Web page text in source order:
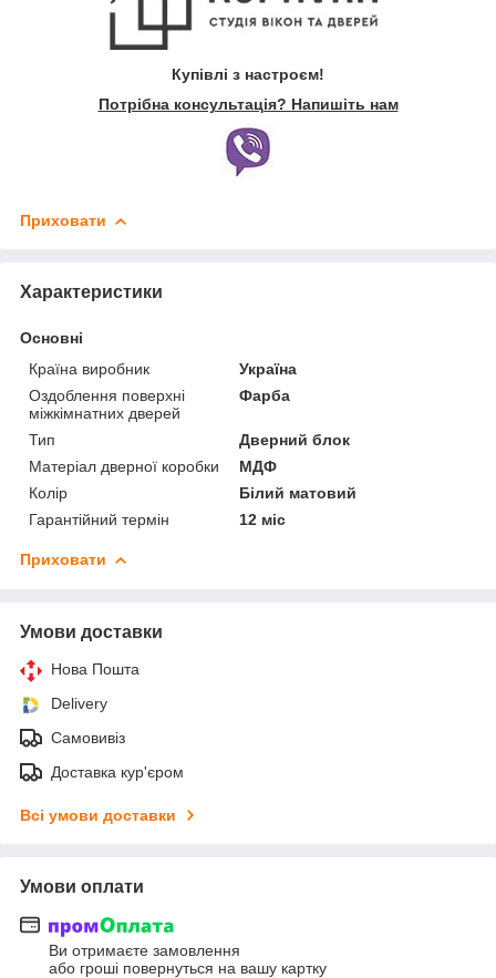
Купівлі з настроєм!
Потрібна консультація? Напишіть нам
Приховати
Характеристики
Основні
Країна виробник
Україна
Оздоблення поверхні
міжкімнатних дверей
Фарба
Тип
Дверний блок
Матеріал дверної коробки
МДФ
Колір
Білий матовий
Гарантійний термін
12 міс
Приховати
Умови доставки
Нова Пошта
Delivery
Самовивіз
Доставка кур'єром
Всі умови доставки
Умови оплати
Ви отримаєте замовлення
або гроші повернуться на вашу картку